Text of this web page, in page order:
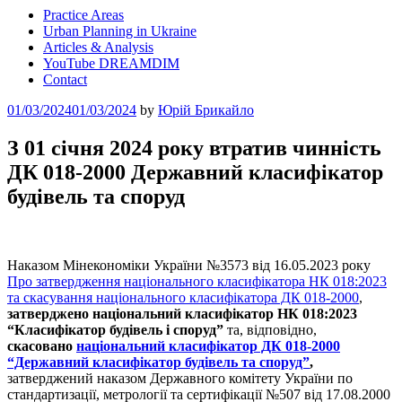
Practice Areas
Urban Planning in Ukraine
Articles & Analysis
YouTube DREAMDIM
Contact
Posted
01/03/202401/03/2024 by Юрій Брикайло
З 01 січня 2024 року втратив чинність
ДК 018-2000 Державний класифікатор
будівель та споруд
Наказом Мінекономіки України №3573 від 16.05.2023 року
Про затвердження національного класифікатора НК 018:2023
та скасування національного класифікатора ДК 018-2000,
затверджено національний класифікатор НК 018:2023
“Класифікатор будівель і споруд” та, відповідно,
скасовано національний класифікатор ДК 018-2000
“Державний класифікатор будівель та споруд”,
затверджений наказом Державного комітету України по
стандартизації, метрології та сертифікації №507 від 17.08.2000